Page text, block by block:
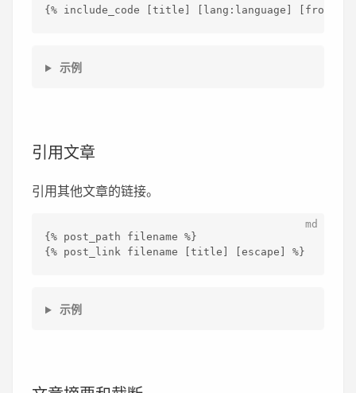
{% include _code [title] [lang:language]
示例
引用文章
引用其他文章的链接。
{% post _path filename %}
{% post_
link filename [title] [escape] %}
示例